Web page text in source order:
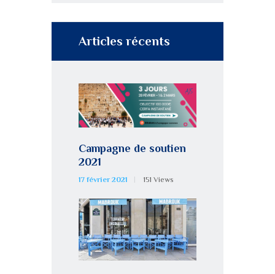
Articles récents
Campagne de soutien
2021
17 février 2021 151 Views